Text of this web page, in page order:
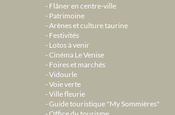
Flâner en centre-ville
Patrimoine
Arènes et culture taurine
Festivités
Lotos à venir
Cinéma Le Venise
Foires et marchés
Vidourle
Voie verte
Ville fleurie
Guide touristique "My Sommières"
Office du tourisme